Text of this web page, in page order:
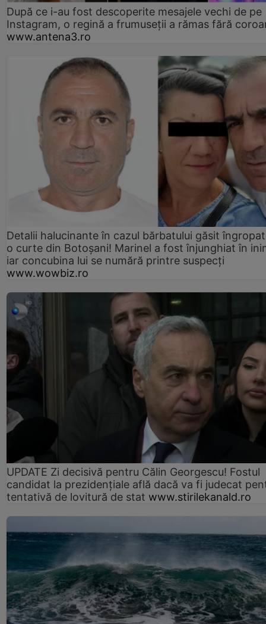
După ce i-au fost descoperite mesajele vechi de pe
Instagram, o regină a frumuseții a rămas fără
www.antena3.ro
Detalii halucinante în cazul bărbatului găsit
o curte din Botoșani! Marinel a fost înjunghiat în
iar concubina lui se numără printre suspecți
www.wowbiz.ro
UPDATE Zi decisivă pentru Călin Georgescu! Fostul
candidat la prezidențiale află dacă va fi judecat
tentativă de lovitură de stat www.stirilekanald.ro